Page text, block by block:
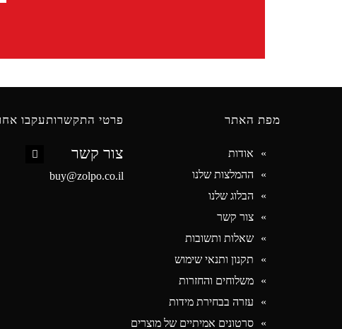
מפת האתר
אודות
ההמלצות שלנו
הבלוג שלנו
צור קשר
שאלות ותשובות
תקנון ותנאי שימוש
משלוחים והחזרות
עזרה בבחירת מידות
סרטונים אמיתיים של מוצרים
פרטי התקשרות
צור קשר
buy@zolpo.co.il
עקבו